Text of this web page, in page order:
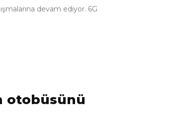
devam ediyor. 6G
otobüsünü